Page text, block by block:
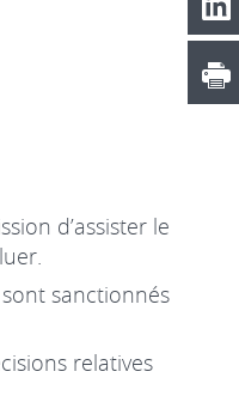
d’assister le
sanctionnés
relatives